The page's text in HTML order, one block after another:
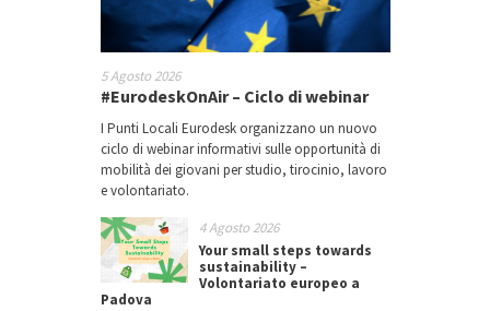
5 Agosto 2026
#EurodeskOnAir – Ciclo di webinar
I Punti Locali Eurodesk organizzano un nuovo
ciclo di webinar informativi sulle opportunità di
mobilità dei giovani per studio, tirocinio, lavoro
e volontariato.
4 Agosto 2026
Your small steps towards
sustainability –
Volontariato europeo a
Padova